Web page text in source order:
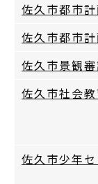
佐久市都市
佐久市都市
佐久市景観
佐久市社会
佐久市少年